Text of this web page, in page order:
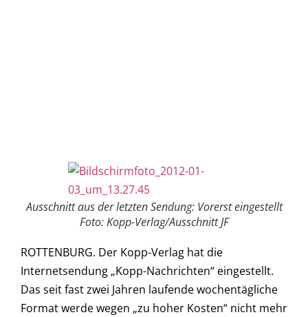
Ausschnitt aus der letzten Sendung: Vorerst eingestellt
Foto: Kopp-Verlag/Ausschnitt JF
ROTTENBURG. Der Kopp-Verlag hat die
Internetsendung „Kopp-Nachrichten“ eingestellt.
Das seit fast zwei Jahren laufende wochentägliche
Format werde wegen „zu hoher Kosten“ nicht mehr